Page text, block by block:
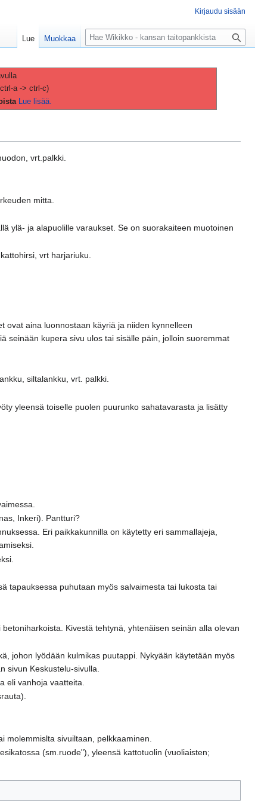
a -> ctrl-c)
Lue lisää.
vrt.palkki.
mitta.
ylä- ja alapuolille varaukset. Se on suorakaiteen muotoinen
vrt harjariuku.
ovat aina luonnostaan käyriä ja niiden kynnelleen
seinään kupera sivu ulos tai sisälle päin, jolloin suoremmat
siltalankku, vrt. palkki.
yleensä toiselle puolen puurunko sahatavarasta ja lisätty
Inkeri). Pantturi?
Eri paikkakunnilla on käytetty eri sammallajeja,
tapauksessa puhutaan myös salvaimesta tai lukosta tai
Kivestä tehtynä, yhtenäisen seinän alla olevan
johon lyödään kulmikas puutappi. Nykyään käytetään myös
sivun Keskustelu-sivulla.
eli vanhoja vaatteita.
sivuiltaan, pelkkaaminen.
(sm.ruode"), yleensä kattotuolin (vuoliaisten;
Kirjaudu sisään
Lue Muokkaa
H
a